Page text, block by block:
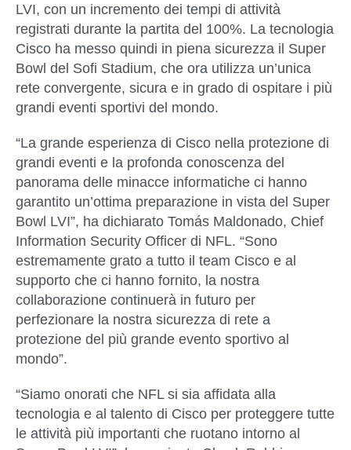
LVI, con un incremento dei tempi di attività
registrati durante la partita del 100%. La tecnologia
Cisco ha messo quindi in piena sicurezza il Super
Bowl del Sofi Stadium, che ora utilizza un’unica
rete convergente, sicura e in grado di ospitare i più
grandi eventi sportivi del mondo.
“La grande esperienza di Cisco nella protezione di
grandi eventi e la profonda conoscenza del
panorama delle minacce informatiche ci hanno
garantito un’ottima preparazione in vista del Super
Bowl LVI”, ha dichiarato Tomás Maldonado, Chief
Information Security Officer di NFL. “Sono
estremamente grato a tutto il team Cisco e al
supporto che ci hanno fornito, la nostra
collaborazione continuerà in futuro per
perfezionare la nostra sicurezza di rete a
protezione del più grande evento sportivo al
mondo”.
“Siamo onorati che NFL si sia affidata alla
tecnologia e al talento di Cisco per proteggere tutte
le attività più importanti che ruotano intorno al